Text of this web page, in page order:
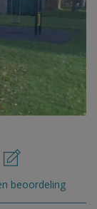
beoordeling